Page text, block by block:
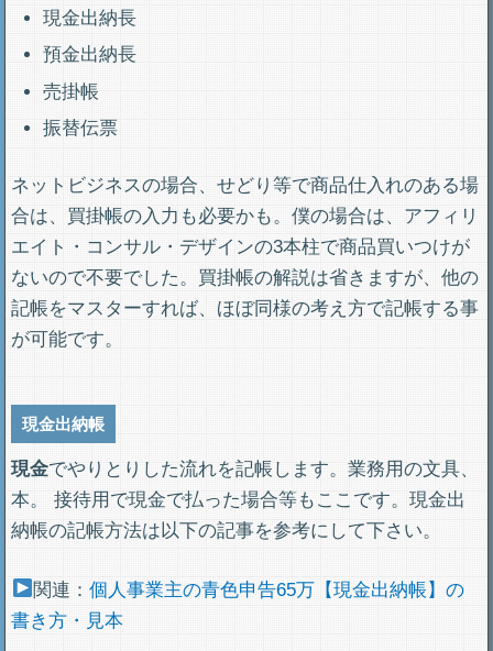
現金出納長
預金出納長
売掛帳
振替伝票
ネットビジネスの場合、せどり等で商品仕入れのある場
合は、買掛帳の入力も必要かも。僕の場合は、アフィリ
エイト・コンサル・デザインの3本柱で商品買いつけが
ないので不要でした。買掛帳の解説は省きますが、他の
記帳をマスターすれば、ほぼ同様の考え方で記帳する事
が可能です。
現金出納帳
現金でやりとりした流れを記帳します。業務用の文具、
本。 接待用で現金で払った場合等もここです。現金出
納帳の記帳方法は以下の記事を参考にして下さい。
関連： 個人事業主の青色申告65万【現金出納帳】の
書き方・見本